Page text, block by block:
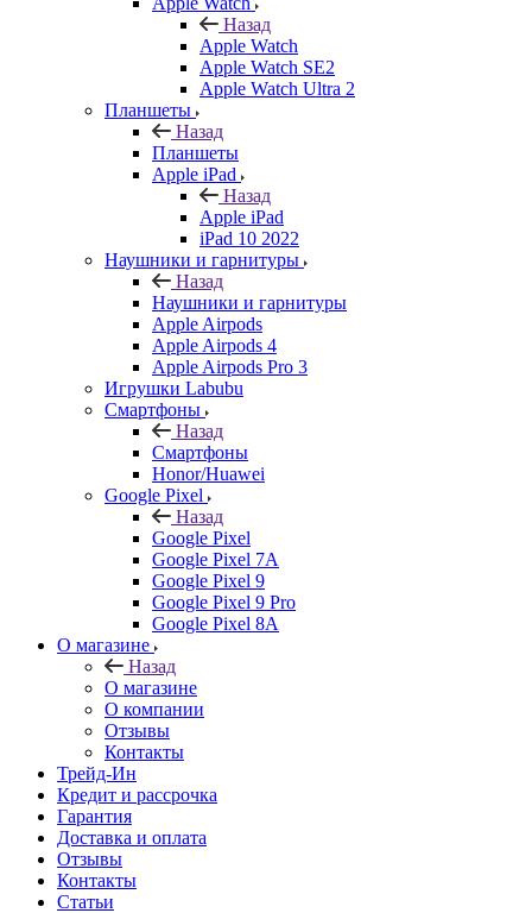
Назад
Apple Watch
Apple Watch SE2
Apple Watch Ultra 2
Планшеты
Назад
Планшеты
Apple iPad
Назад
Apple iPad
iPad 10 2022
Наушники и гарнитуры
Назад
Наушники и гарнитуры
Apple Airpods
Apple Airpods 4
Apple Airpods Pro 3
Игрушки Labubu
Смартфоны
Назад
Смартфоны
Honor/Huawei
Google Pixel
Назад
Google Pixel
Google Pixel 7А
Google Pixel 9
Google Pixel 9 Pro
Google Pixel 8A
О магазине
Назад
О магазине
О компании
Отзывы
Контакты
Трейд-Ин
Кредит и рассрочка
Гарантия
Доставка и оплата
Отзывы
Контакты
Статьи